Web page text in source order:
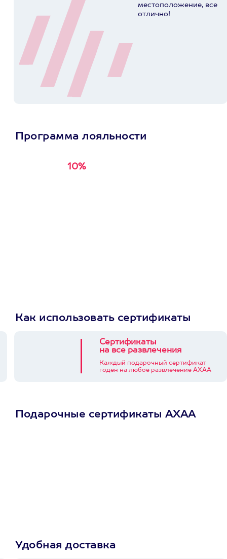
местоположение, все
отлично!
Программа лояльности
10%
Как использовать сертификаты
Сертификаты
на все развлечения
Каждый подарочный сертификат
годен на любое развлечение АХАА
Подарочные сертификаты АХАА
Удобная доставка